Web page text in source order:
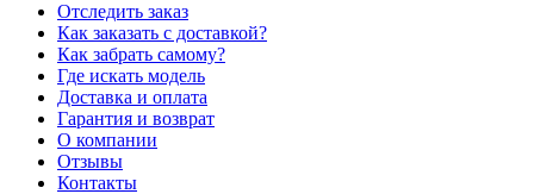
Отследить заказ
Как заказать с доставкой?
Как забрать самому?
Где искать модель
Доставка и оплата
Гарантия и возврат
О компании
Отзывы
Контакты